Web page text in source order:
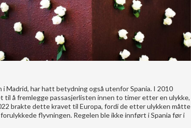
Madrid, har hatt betydning også utenfor Spania. I 2010
å fremlegge passasjerlisten innen to timer etter en ulykke,
brakte dette kravet til Europa, fordi de etter ulykken måtte
flyvningen. Regelen ble ikke innført i Spania før i